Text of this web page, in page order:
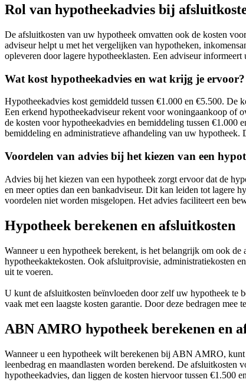
Rol van hypotheekadvies bij
De afsluitkosten van uw hypotheek omvatten ook de kosten
adviseur helpt u met het vergelijken van hypotheken,
opleveren door lagere hypotheeklasten. Een adviseur
Wat kost hypotheekadvies en wat krijg je ervoor?
Hypotheekadvies kost gemiddeld tussen €1.000 en €5.500. De
Een erkend hypotheekadviseur rekent voor woningaankoop of
de kosten voor hypotheekadvies en bemiddeling tussen
bemiddeling en administratieve afhandeling van uw
Voordelen van advies bij het kiezen van een
Advies bij het kiezen van een hypotheek zorgt ervoor dat de
en meer opties dan een bankadviseur. Dit kan leiden tot lagere
voordelen niet worden misgelopen. Het advies faciliteert een
Hypotheek berekenen en afsluitkosten
Wanneer u een hypotheek berekent, is het belangrijk om ook
hypotheekaktekosten. Ook afsluitprovisie, administratiekosten
uit te voeren.
U kunt de afsluitkosten beïnvloeden door zelf uw hypotheek te
vaak met een laagste kosten garantie. Door deze bedragen
ABN AMRO hypotheek berekenen en
Wanneer u een hypotheek wilt berekenen bij ABN AMRO,
leenbedrag en maandlasten worden berekend. De
hypotheekadvies, dan liggen de kosten hiervoor tussen €1.500